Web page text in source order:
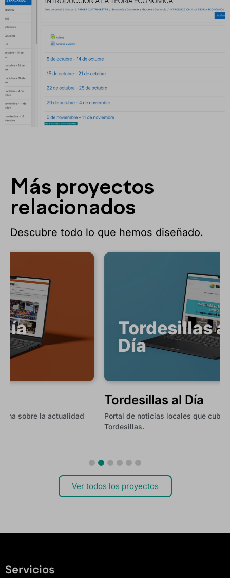
Más proyectos
relacionados
Descubre todo lo que hemos diseñado.
Tordesillas al
Día
Tordesillas al Día
Portal de noticias locales que cubre la actualidad de
Ver todos los proyectos
Servicios